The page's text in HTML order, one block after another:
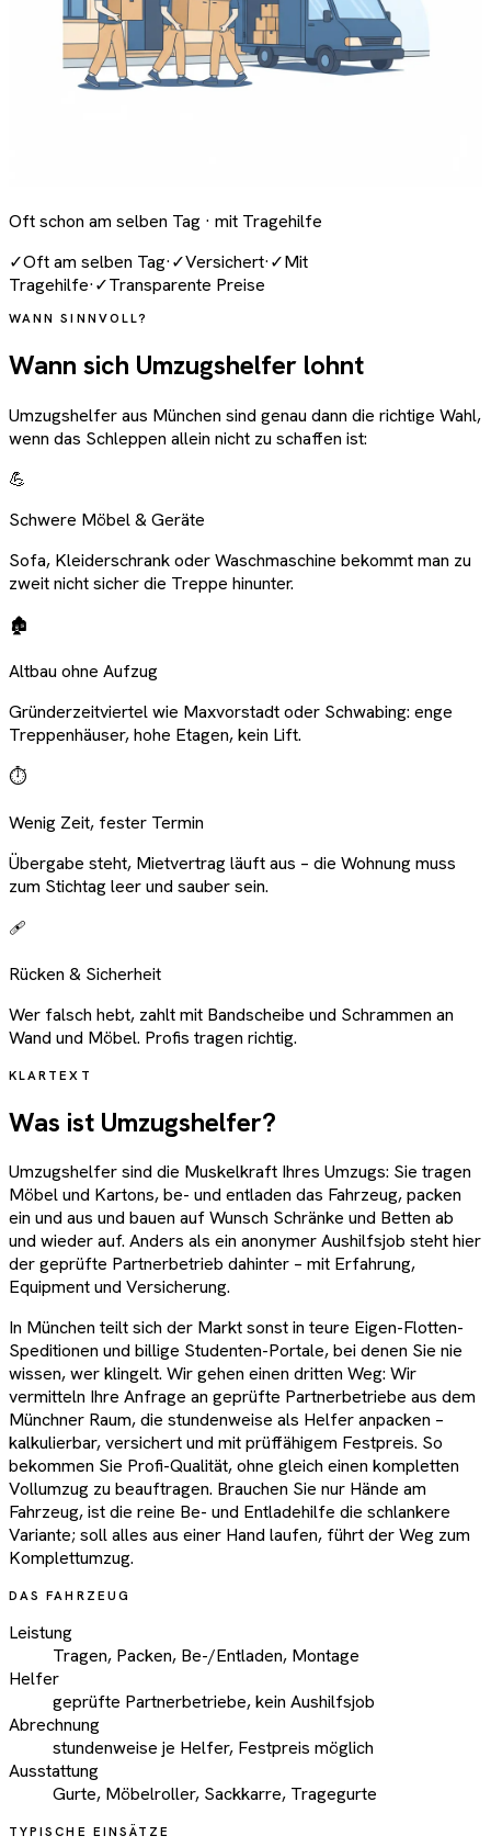
Oft schon am selben Tag · mit Tragehilfe
✓Oft am selben Tag·✓Versichert·✓Mit
Tragehilfe·✓Transparente Preise
WANN SINNVOLL?
Wann sich Umzugshelfer lohnt
Umzugshelfer aus München sind genau dann die richtige Wahl,
wenn das Schleppen allein nicht zu schaffen ist:
💪
Schwere Möbel & Geräte
Sofa, Kleiderschrank oder Waschmaschine bekommt man zu
zweit nicht sicher die Treppe hinunter.
🏚️
Altbau ohne Aufzug
Gründerzeitviertel wie Maxvorstadt oder Schwabing: enge
Treppenhäuser, hohe Etagen, kein Lift.
⏱️
Wenig Zeit, fester Termin
Übergabe steht, Mietvertrag läuft aus – die Wohnung muss
zum Stichtag leer und sauber sein.
🩹
Rücken & Sicherheit
Wer falsch hebt, zahlt mit Bandscheibe und Schrammen an
Wand und Möbel. Profis tragen richtig.
KLARTEXT
Was ist Umzugshelfer?
Umzugshelfer sind die Muskelkraft Ihres Umzugs: Sie tragen
Möbel und Kartons, be- und entladen das Fahrzeug, packen
ein und aus und bauen auf Wunsch Schränke und Betten ab
und wieder auf. Anders als ein anonymer Aushilfsjob steht hier
der geprüfte Partnerbetrieb dahinter – mit Erfahrung,
Equipment und Versicherung.
In München teilt sich der Markt sonst in teure Eigen-Flotten-
Speditionen und billige Studenten-Portale, bei denen Sie nie
wissen, wer klingelt. Wir gehen einen dritten Weg: Wir
vermitteln Ihre Anfrage an geprüfte Partnerbetriebe aus dem
Münchner Raum, die stundenweise als Helfer anpacken –
kalkulierbar, versichert und mit prüffähigem Festpreis. So
bekommen Sie Profi-Qualität, ohne gleich einen kompletten
Vollumzug zu beauftragen. Brauchen Sie nur Hände am
Fahrzeug, ist die reine Be- und Entladehilfe die schlankere
Variante; soll alles aus einer Hand laufen, führt der Weg zum
Komplettumzug.
DAS FAHRZEUG
Leistung
Tragen, Packen, Be-/Entladen, Montage
Helfer
geprüfte Partnerbetriebe, kein Aushilfsjob
Abrechnung
stundenweise je Helfer, Festpreis möglich
Ausstattung
Gurte, Möbelroller, Sackkarre, Tragegurte
TYPISCHE EINSÄTZE